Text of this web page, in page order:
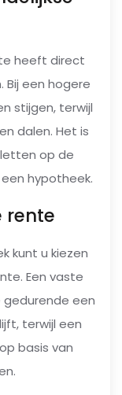
heeft direct
Bij een hogere
stijgen, terwijl
dalen. Het is
op de
hypotheek.
rente
kunt u kiezen
Een vaste
een
terwijl een
basis van